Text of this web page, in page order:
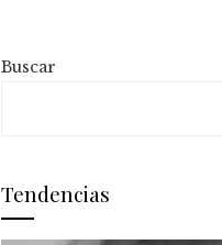
Buscar
Tendencias